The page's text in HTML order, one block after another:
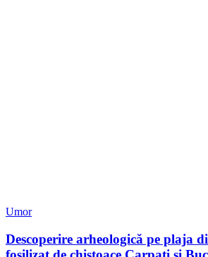
Umor
Descoperire arheologică pe plaja